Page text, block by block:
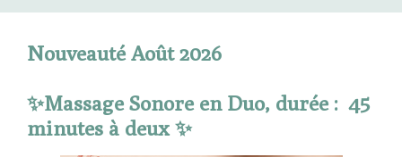
Nouveauté Août 2026
✨Massage Sonore en Duo, durée : 45
minutes à deux ✨